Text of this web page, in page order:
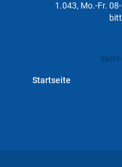
1.043, Mo.-Fr.
Startseite